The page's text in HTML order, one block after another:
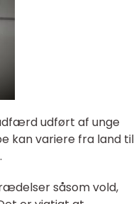
udført af unge
kan variere fra land til
såsom vold,